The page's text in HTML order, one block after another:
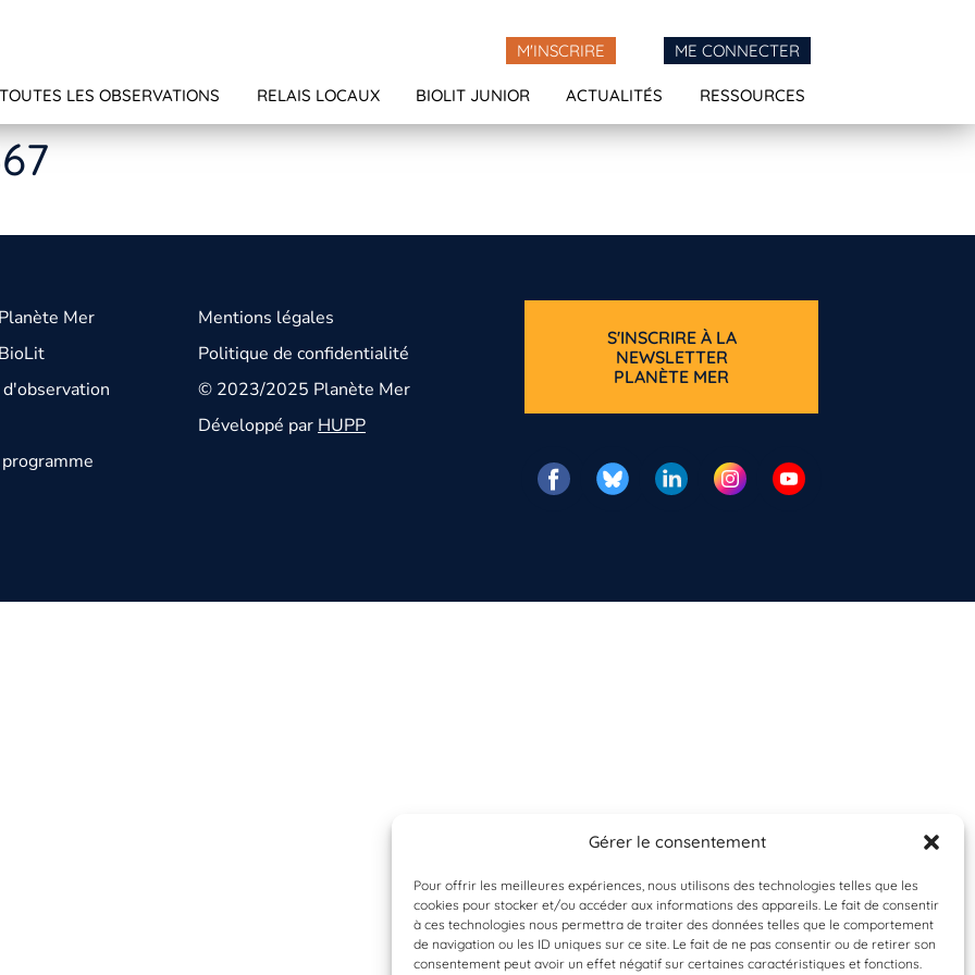
Gérer le consentement
Pour offrir les meilleures expériences, nous utilisons des technologies telles que les
cookies pour stocker et/ou accéder aux informations des appareils. Le fait de consentir
à ces technologies nous permettra de traiter des données telles que le comportement
de navigation ou les ID uniques sur ce site. Le fait de ne pas consentir ou de retirer son
consentement peut avoir un effet négatif sur certaines caractéristiques et fonctions.
M'INSCRIRE ME CONNECTER
TOUTES LES OBSERVATIONS RELAIS LOCAUX BIOLIT JUNIOR ACTUALITÉS RESSOURCES
Mer
Mentions légales
Politique de confidentialité
© 2023/2025 Planète Mer
Développé parHUPP
S'INSCRIRE À LA
NEWSLETTER
PLANÈTE MER